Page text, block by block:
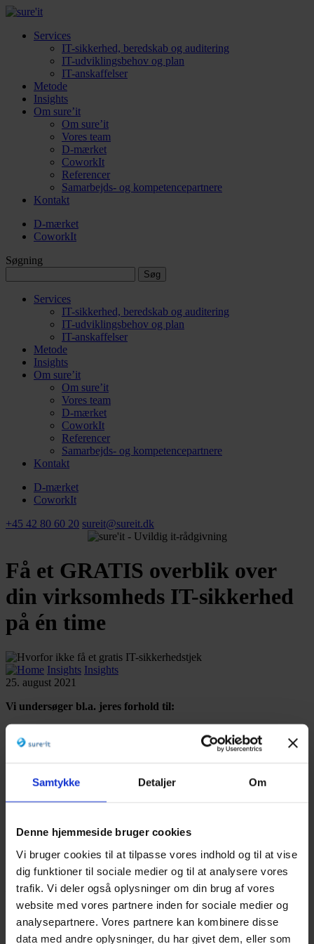
Samtykke Detaljer Om
Denne hjemmeside bruger cookies
Vi bruger cookies til at tilpasse vores indhold og til at vise
dig funktioner til sociale medier og til at analysere vores
trafik. Vi deler også oplysninger om din brug af vores
website med vores partnere inden for sociale medier og
analysepartnere. Vores partnere kan kombinere disse
data med andre oplysninger, du har givet dem, eller som
Services
IT-sikkerhed, beredskab og auditering
IT-udviklingsbehov og plan
IT-anskaffelser
Metode
Insights
Om sure’it
Om sure’it
Vores team
D-mærket
CoworkIt
Referencer
Samarbejds- og kompetencepartnere
Kontakt
D-mærket
CoworkIt
Søgning
efter:
Services
IT-sikkerhed, beredskab og auditering
IT-udviklingsbehov og plan
IT-anskaffelser
Metode
Insights
Om sure’it
Om sure’it
Vores team
D-mærket
CoworkIt
Referencer
Samarbejds- og kompetencepartnere
Kontakt
D-mærket
CoworkIt
+45 42 80 60 20 sureit@sureit.dk
Få et GRATIS overblik over
din virksomheds IT-sikkerhed
på én time
Insights Insights
25. august 2021
Vi undersøger bl.a. jeres forhold til:
✅
Funktionelle IT-rutiner har afgørende betydning for ledelsen af
virksomheden. At I har et funktions-tilpasset work-flow i de interne
arbejdsgangene og rutiner og i de arbejsgange, I praktiserer overfor
eksterne parter – leverandører og evt. partnere.
arbejdsgangene i din virksomhed ind i mellem som omveje?
✅IT-beredskabsøvelser
sure’it har stor erfaring og kendskab til de mest sårbare steder i en
virksomheds samlede IT-setup. Vi ved også af erfaring fra flere
gennemførte forløb, hvor vigtigt det er at involvere de ansatte,
– gennemgå og træne planen på forhånd. Brug sure’it til at
lokalisere evt. IT-mæssige svagheder og til at komme med et
bud på en beredskabsplan, som vi efterfølgende gerne
medvirker til at integrere og træne med de relevante ansatte.